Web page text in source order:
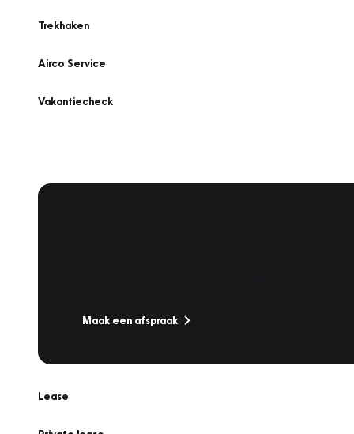
Trekhaken
Airco Service
Vakantiecheck
Maak een afspraak
Lease